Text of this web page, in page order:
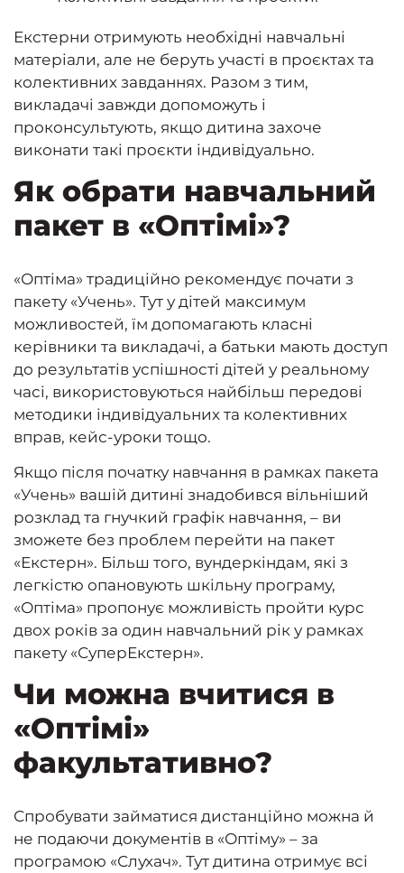
Екстерни отримують необхідні навчальні
матеріали, але не беруть участі в проєктах та
колективних завданнях. Разом з тим,
викладачі завжди допоможуть і
проконсультують, якщо дитина захоче
виконати такі проєкти індивідуально.
Як обрати навчальний
пакет в «Оптімі»?
«Оптіма» традиційно рекомендує почати з
пакету «Учень». Тут у дітей максимум
можливостей, їм допомагають класні
керівники та викладачі, а батьки мають доступ
до результатів успішності дітей у реальному
часі, використовуються найбільш передові
методики індивідуальних та колективних
вправ, кейс-уроки тощо.
Якщо після початку навчання в рамках пакета
«Учень» вашій дитині знадобився вільніший
розклад та гнучкий графік навчання, – ви
зможете без проблем перейти на пакет
«Екстерн». Більш того, вундеркіндам, які з
легкістю опановують шкільну програму,
«Оптіма» пропонує можливість пройти курс
двох років за один навчальний рік у рамках
пакету «СуперЕкстерн».
Чи можна вчитися в
«Оптімі»
факультативно?
Спробувати займатися дистанційно можна й
не подаючи документів в «Оптіму» – за
програмою «Слухач». Тут дитина отримує всі